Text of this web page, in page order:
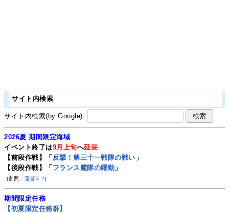
サイト内検索
サイト内検索(by Google):
2026夏 期間限定海域
イベント終了は9月上旬へ延長
【前段作戦】「 反撃！第三十一戦隊の戦い 」
【後段作戦】「 フランス艦隊の躍動 」
(参照： 運営𝕏 2)
期間限定任務
【初夏限定任務群】